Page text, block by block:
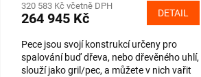
320 583 Kč včetně DPH
264 945 Kč DETAIL
Pece jsou svojí konstrukcí určeny pro
spalování buď dřeva, nebo dřevěného uhlí,
slouží jako gril/pec, a můžete v nich vařit